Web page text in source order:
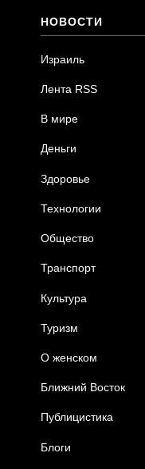
НОВОСТИ
Израиль
Лента RSS
В мире
Деньги
Здоровье
Технологии
Общество
Транспорт
Культура
Туризм
О женском
Ближний Восток
Публицистика
Блоги